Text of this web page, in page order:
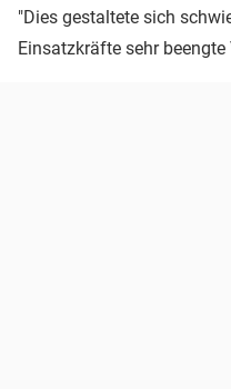
"Dies gestaltete sich
Einsatzkräfte sehr